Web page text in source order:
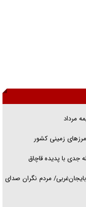
راه آینده غرب آسیا
لبنان/ هر شبش شب
زمینی کشور
جدی با پدیده قاچاق
مردم نگران صدای